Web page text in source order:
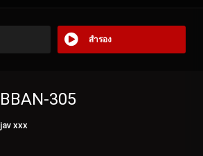
สำรอง
BBAN-305
jav xxx